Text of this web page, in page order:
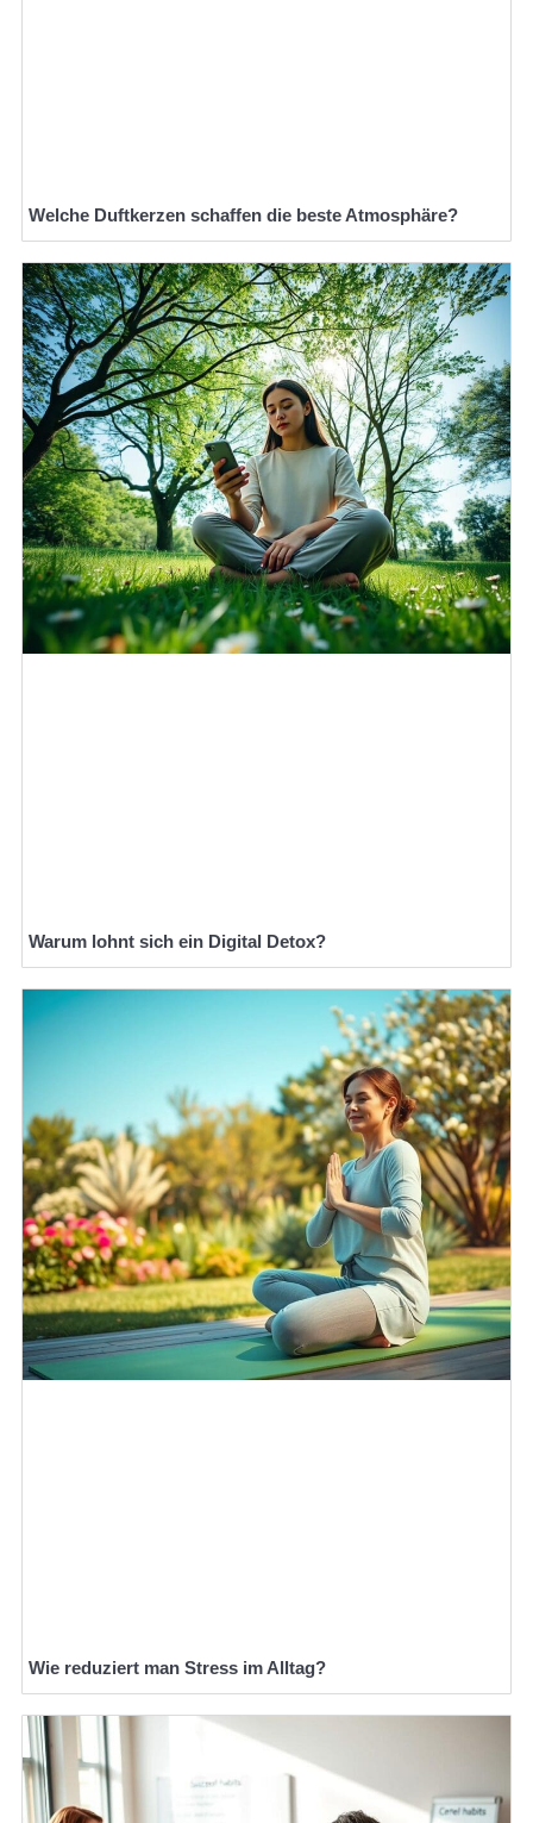
Welche Duftkerzen schaffen die beste Atmosphäre?
Warum lohnt sich ein Digital Detox?
Wie reduziert man Stress im Alltag?